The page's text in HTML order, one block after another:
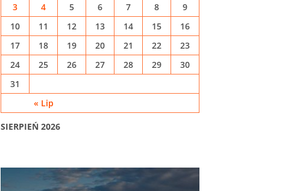
SIERPIEŃ 2026
« Lip
3
4 5 6 7 8
9
10
11 12 13 14 15
16
17
18 19 20 21 22
23
24
25 26 27 28 29
30
31